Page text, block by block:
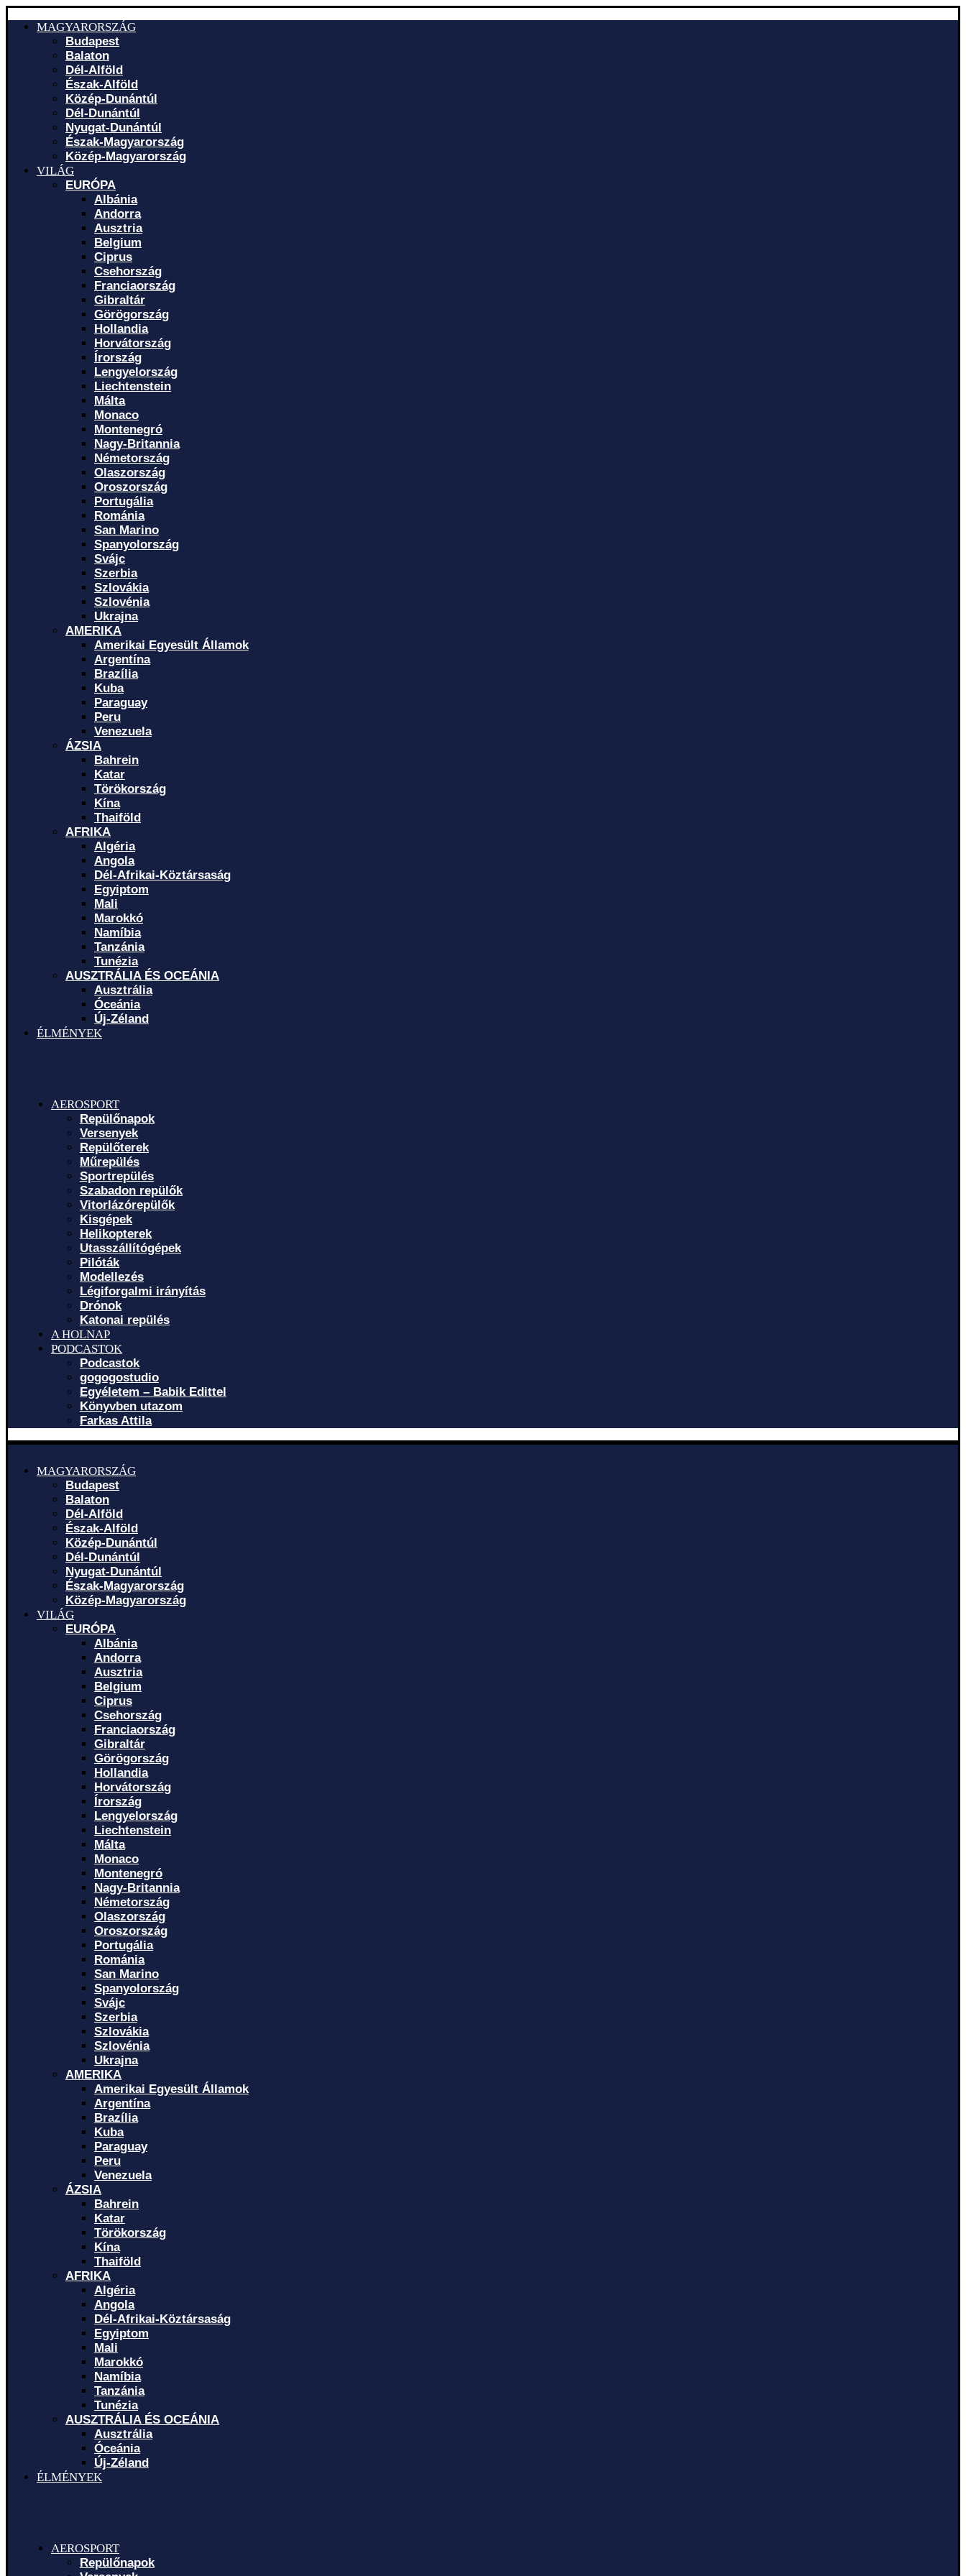
MAGYARORSZÁG
Budapest
Balaton
Dél-Alföld
Észak-Alföld
Közép-Dunántúl
Dél-Dunántúl
Nyugat-Dunántúl
Észak-Magyarország
Közép-Magyarország
VILÁG
EURÓPA
Albánia
Andorra
Ausztria
Belgium
Ciprus
Csehország
Franciaország
Gibraltár
Görögország
Hollandia
Horvátország
Írország
Lengyelország
Liechtenstein
Málta
Monaco
Montenegró
Nagy-Britannia
Németország
Olaszország
Oroszország
Portugália
Románia
San Marino
Spanyolország
Svájc
Szerbia
Szlovákia
Szlovénia
Ukrajna
AMERIKA
Amerikai Egyesült Államok
Argentína
Brazília
Kuba
Paraguay
Peru
Venezuela
ÁZSIA
Bahrein
Katar
Törökország
Kína
Thaiföld
AFRIKA
Algéria
Angola
Dél-Afrikai-Köztársaság
Egyiptom
Mali
Marokkó
Namíbia
Tanzánia
Tunézia
AUSZTRÁLIA ÉS OCEÁNIA
Ausztrália
Óceánia
Új-Zéland
ÉLMÉNYEK
AEROSPORT
Repülőnapok
Versenyek
Repülőterek
Műrepülés
Sportrepülés
Szabadon repülők
Vitorlázórepülők
Kisgépek
Helikopterek
Utasszállítógépek
Pilóták
Modellezés
Légiforgalmi irányítás
Drónok
Katonai repülés
A HOLNAP
PODCASTOK
Podcastok
gogogostudio
Egyéletem – Babik Edittel
Könyvben utazom
Farkas Attila
MAGYARORSZÁG
Budapest
Balaton
Dél-Alföld
Észak-Alföld
Közép-Dunántúl
Dél-Dunántúl
Nyugat-Dunántúl
Észak-Magyarország
Közép-Magyarország
VILÁG
EURÓPA
Albánia
Andorra
Ausztria
Belgium
Ciprus
Csehország
Franciaország
Gibraltár
Görögország
Hollandia
Horvátország
Írország
Lengyelország
Liechtenstein
Málta
Monaco
Montenegró
Nagy-Britannia
Németország
Olaszország
Oroszország
Portugália
Románia
San Marino
Spanyolország
Svájc
Szerbia
Szlovákia
Szlovénia
Ukrajna
AMERIKA
Amerikai Egyesült Államok
Argentína
Brazília
Kuba
Paraguay
Peru
Venezuela
ÁZSIA
Bahrein
Katar
Törökország
Kína
Thaiföld
AFRIKA
Algéria
Angola
Dél-Afrikai-Köztársaság
Egyiptom
Mali
Marokkó
Namíbia
Tanzánia
Tunézia
AUSZTRÁLIA ÉS OCEÁNIA
Ausztrália
Óceánia
Új-Zéland
ÉLMÉNYEK
AEROSPORT
Repülőnapok